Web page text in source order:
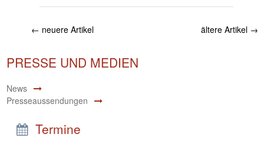
← neuere Artikel ältere Artikel →
PRESSE UND MEDIEN
News
Presseaussendungen
Termine